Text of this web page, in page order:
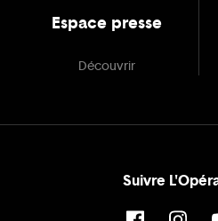
Espace presse
Découvrir
Suivre